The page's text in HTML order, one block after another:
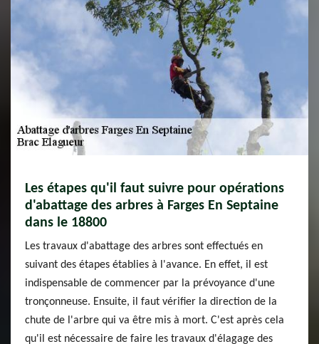
Les étapes qu'il faut suivre pour opérations
d'abattage des arbres à Farges En Septaine
dans le 18800
Les travaux d'abattage des arbres sont effectués en
suivant des étapes établies à l'avance. En effet, il est
indispensable de commencer par la prévoyance d'une
tronçonneuse. Ensuite, il faut vérifier la direction de la
chute de l'arbre qui va être mis à mort. C'est après cela
qu'il est nécessaire de faire les travaux d'élagage des